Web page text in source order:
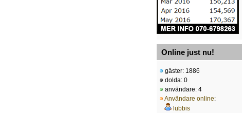
Online just nu!
gäster: 1886
dolda: 0
användare: 4
Användare online:
lubbis